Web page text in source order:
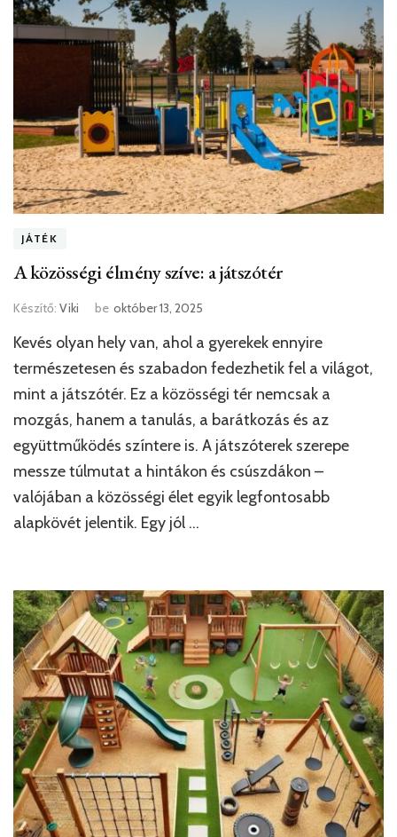
JÁTÉK
A közösségi élmény szíve: a játszótér
Készítő: Viki be október 13, 2025
Kevés olyan hely van, ahol a gyerekek ennyire
természetesen és szabadon fedezhetik fel a világot,
mint a játszótér. Ez a közösségi tér nemcsak a
mozgás, hanem a tanulás, a barátkozás és az
együttműködés színtere is. A játszóterek szerepe
messze túlmutat a hintákon és csúszdákon –
valójában a közösségi élet egyik legfontosabb
alapkövét jelentik. Egy jól …